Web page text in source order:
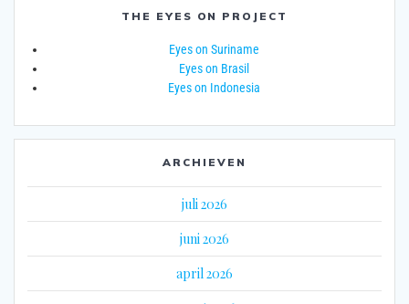
THE EYES ON PROJECT
Eyes on Suriname
Eyes on Brasil
Eyes on Indonesia
ARCHIEVEN
juli 2026
juni 2026
april 2026